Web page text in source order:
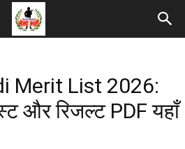
Merit List 2026:
और रिजल्ट PDF यहाँ